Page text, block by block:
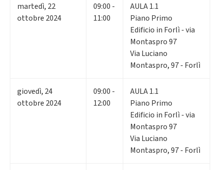
martedì, 22
ottobre 2024
09:00 -
11:00
AULA 1.1
Piano Primo
Edificio in Forlì - via
Montaspro 97
Via Luciano
Montaspro, 97 - Forlì
giovedì, 24
ottobre 2024
09:00 -
12:00
AULA 1.1
Piano Primo
Edificio in Forlì - via
Montaspro 97
Via Luciano
Montaspro, 97 - Forlì